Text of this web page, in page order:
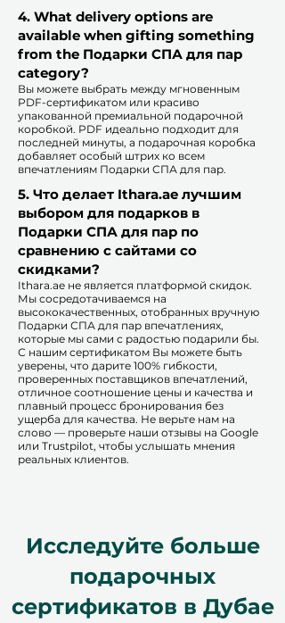
4. What delivery options are
available when gifting something
from the Подарки СПА для пар
category?
Вы можете выбрать между мгновенным
PDF-сертификатом или красиво
упакованной премиальной подарочной
коробкой. PDF идеально подходит для
последней минуты, а подарочная коробка
добавляет особый штрих ко всем
впечатлениям Подарки СПА для пар.​
5. Что делает Ithara.ae лучшим
выбором для подарков в
Подарки СПА для пар по
сравнению с сайтами со
скидками?​
​​Ithara.ae не является платформой скидок.
Мы сосредотачиваемся на
высококачественных, отобранных вручную
Подарки СПА для пар впечатлениях,
которые мы сами с радостью подарили бы.
С нашим сертификатом Вы можете быть
уверены, что дарите 100% гибкости,
проверенных поставщиков впечатлений,
отличное соотношение цены и качества и
плавный процесс бронирования без
ущерба для качества. Не верьте нам на
слово — проверьте наши отзывы на Google
или Trustpilot, чтобы услышать мнения
реальных клиентов.
Исследуйте больше
подарочных
сертификатов в Дубае